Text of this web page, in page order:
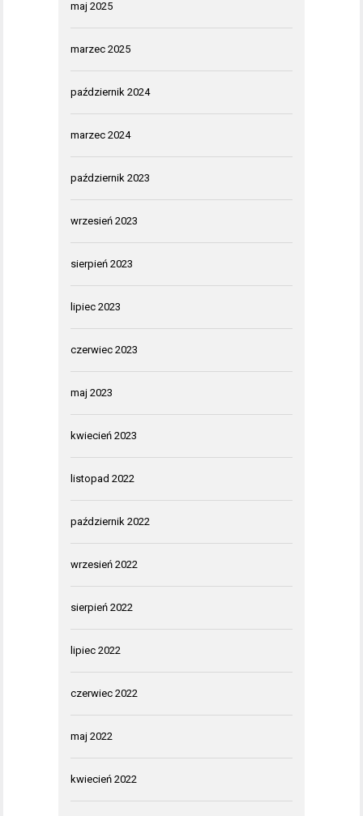
maj 2025
marzec 2025
październik 2024
marzec 2024
październik 2023
wrzesień 2023
sierpień 2023
lipiec 2023
czerwiec 2023
maj 2023
kwiecień 2023
listopad 2022
październik 2022
wrzesień 2022
sierpień 2022
lipiec 2022
czerwiec 2022
maj 2022
kwiecień 2022